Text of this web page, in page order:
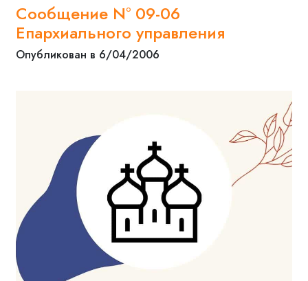
Сообщение N° 09-06
Епархиального управления
Опубликован в 6/04/2006